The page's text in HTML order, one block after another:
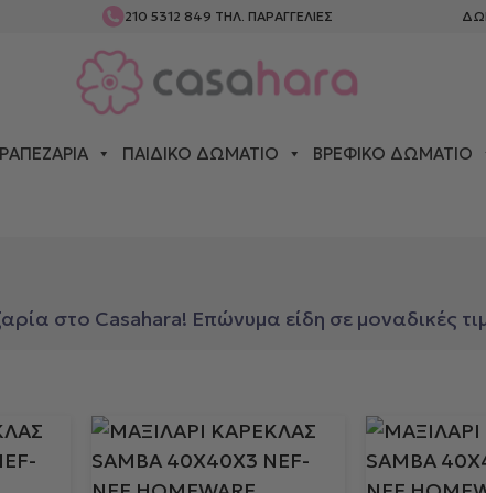
210 5312 849 ΤΗΛ. ΠΑΡΑΓΓΕΛΙΕΣ
ΠΑΙΔΙΚΌ ΔΩΜΆΤΙΟ ΒΡΕΦΙΚΌ ΔΩΜΆΤΙΟ
στο Casahara! Επώνυμα είδη σε μοναδικές